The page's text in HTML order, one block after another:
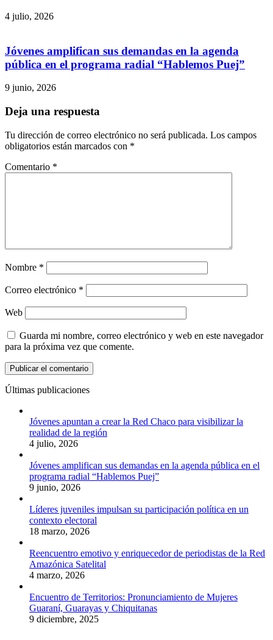
4 julio, 2026
Jóvenes amplifican sus demandas en la agenda
pública en el programa radial “Hablemos Puej”
9 junio, 2026
Deja una respuesta
Tu dirección de correo electrónico no será publicada. Los campos
obligatorios están marcados con *
Comentario *
Nombre *
Correo electrónico *
Web
Guarda mi nombre, correo electrónico y web en este navegador
para la próxima vez que comente.
Últimas publicaciones
Jóvenes apuntan a crear la Red Chaco para visibilizar la
realidad de la región
4 julio, 2026
Jóvenes amplifican sus demandas en la agenda pública en el
programa radial “Hablemos Puej”
9 junio, 2026
Líderes juveniles impulsan su participación política en un
contexto electoral
18 marzo, 2026
Reencuentro emotivo y enriquecedor de periodistas de la Red
Amazónica Satelital
4 marzo, 2026
Encuentro de Territorios: Pronunciamiento de Mujeres
Guaraní, Guarayas y Chiquitanas
9 diciembre, 2025